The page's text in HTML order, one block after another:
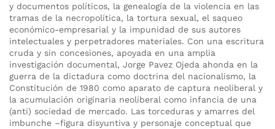
y documentos políticos, la genealogía de la violencia en las
tramas de la necropolítica, la tortura sexual, el saqueo
económico-empresarial y la impunidad de sus autores
intelectuales y perpetradores materiales. Con una escritura
cruda y sin concesiones, apoyada en una amplia
investigación documental, Jorge Pavez Ojeda ahonda en la
guerra de la dictadura como doctrina del nacionalismo, la
Constitución de 1980 como aparato de captura neoliberal y
la acumulación originaria neoliberal como infancia de una
(anti) sociedad de mercado. Las torceduras y amarres del
imbunche –figura disyuntiva y personaje conceptual que